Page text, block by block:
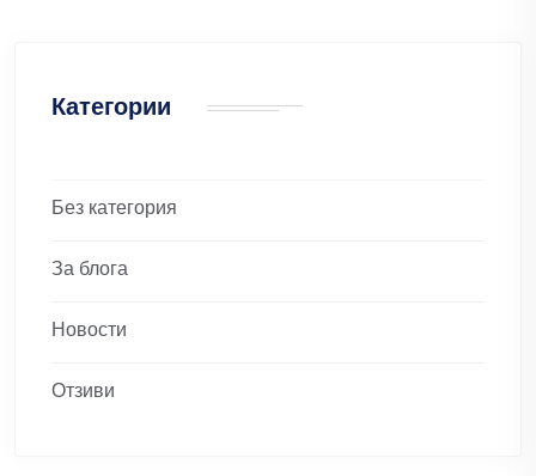
Категории
Без категория
За блога
Новости
Отзиви